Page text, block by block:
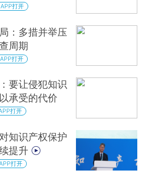
APP打开
：多措并举压
周期
APP打开
要让侵犯知识
承受的代价
打开
知识产权保护
提升
打开